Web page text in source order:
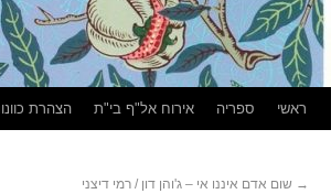
ראשי ספריה אירוח אל"ף בי"ת הצהרת
→ שום אדם איננו אי – ג'והן דון / רמי דיצני